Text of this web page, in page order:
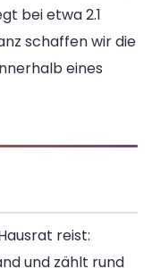
bei etwa 2.1
schaffen wir die
eines
reist:
und zählt rund